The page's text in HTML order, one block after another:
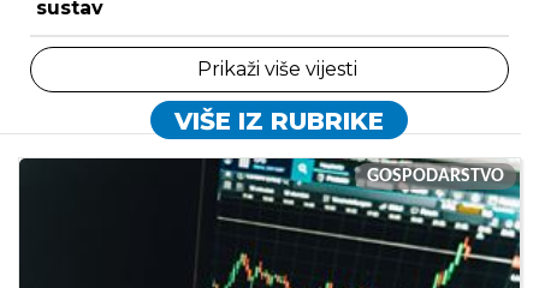
sustav
Prikaži više vijesti
VIŠE IZ RUBRIKE
GOSPODARSTVO